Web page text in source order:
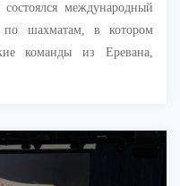
международный
по шахматам, в котором
команды из Еревана,